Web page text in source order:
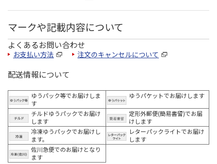
マークや記載内容について
よくあるお問い合わせ
お支払い方法 注文のキャンセルについて
配送情報について
ゆうパック等でお届けしま
す
ゆうパケットでお届けします
チルドゆうパックでお届け
します
定形外郵便(簡易書留)でお届
けします
冷凍ゆうパックでお届けし
ます。
レターパックライトでお届け
します
佐川急便でのお届けとなり
ます